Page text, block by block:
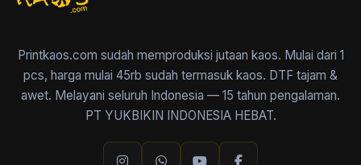
Printkaos.com sudah memproduksi jutaan kaos. Mulai dari 1
pcs, harga mulai 45rb sudah termasuk kaos. DTF tajam &
awet. Melayani seluruh Indonesia — 15 tahun pengalaman.
PT YUKBIKIN INDONESIA HEBAT.